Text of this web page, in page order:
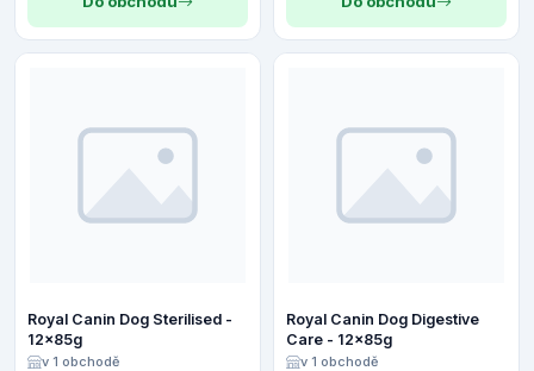
Royal Canin Dog Sterilised -
12x85g
v 1 obchodě
Royal Canin Dog Digestive
Care - 12x85g
v 1 obchodě